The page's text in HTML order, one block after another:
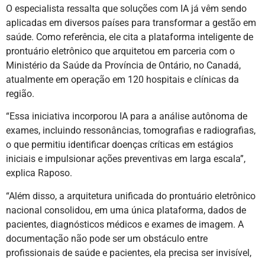
O especialista ressalta que soluções com IA já vêm sendo
aplicadas em diversos países para transformar a gestão em
saúde. Como referência, ele cita a plataforma inteligente de
prontuário eletrônico que arquitetou em parceria com o
Ministério da Saúde da Província de Ontário, no Canadá,
atualmente em operação em 120 hospitais e clínicas da
região.
“Essa iniciativa incorporou IA para a análise autônoma de
exames, incluindo ressonâncias, tomografias e radiografias,
o que permitiu identificar doenças críticas em estágios
iniciais e impulsionar ações preventivas em larga escala”,
explica Raposo.
“Além disso, a arquitetura unificada do prontuário eletrônico
nacional consolidou, em uma única plataforma, dados de
pacientes, diagnósticos médicos e exames de imagem. A
documentação não pode ser um obstáculo entre
profissionais de saúde e pacientes, ela precisa ser invisível,